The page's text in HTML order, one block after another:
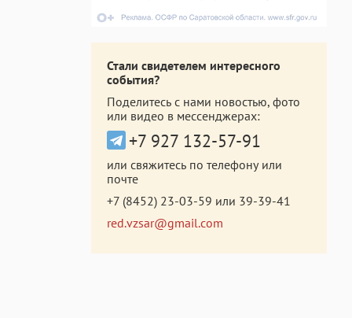
Стали свидетелем интересного
события?
Поделитесь с нами новостью, фото
или видео в мессенджерах:
+7 927 132-57-91
или свяжитесь по телефону или
почте
+7 (8452) 23-03-59 или 39-39-41
red.vzsar@gmail.com